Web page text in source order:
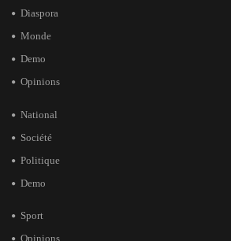
Diaspora
Monde
Demo
Opinions
National
Société
Politique
Demo
Sport
Opinions